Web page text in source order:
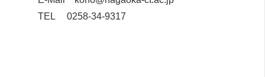
TEL 0258-34-9317